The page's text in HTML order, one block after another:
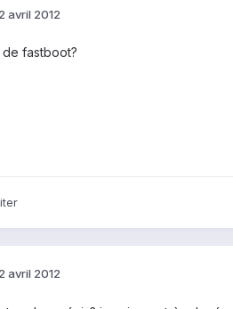
2 avril 2012
fastboot?
2 avril 2012